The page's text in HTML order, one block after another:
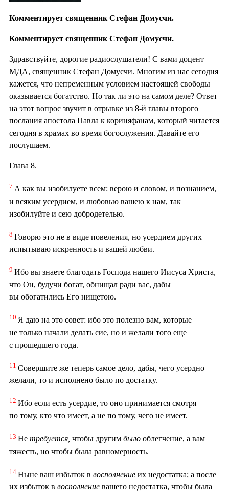
Комментирует священник Стефан Домусчи.
Комментирует священник Стефан Домусчи.
Здравствуйте, дорогие радиослушатели! С вами доцент
МДА, священник Стефан Домусчи. Многим из нас сегодня
кажется, что непременным условием настоящей свободы
оказывается богатство. Но так ли это на самом деле? Ответ
на этот вопрос звучит в отрывке из 8-й главы второго
послания апостола Павла к кориняфанам, который читается
сегодня в храмах во время богослужения. Давайте его
послушаем.
Глава 8.
7 А как вы изобилуете всем: верою и словом, и познанием,
и всяким усердием, и любовью вашею к нам, так
изобилуйте и сею добродетелью.
8 Говорю это не в виде повеления, но усердием других
испытываю искренность и вашей любви.
9 Ибо вы знаете благодать Господа нашего Иисуса Христа,
что Он, будучи богат, обнищал ради вас, дабы
вы обогатились Его нищетою.
10 Я даю на это совет: ибо это полезно вам, которые
не только начали делать сие, но и желали того еще
с прошедшего года.
11 Совершите же теперь самое дело, дабы, чего усердно
желали, то и исполнено было по достатку.
12 Ибо если есть усердие, то оно принимается смотря
по тому, кто что имеет, а не по тому, чего не имеет.
13 Не требуется, чтобы другим было облегчение, а вам
тяжесть, но чтобы была равномерность.
14 Ныне ваш избыток в восполнение их недостатка; а после
их избыток в восполнение вашего недостатка, чтобы была